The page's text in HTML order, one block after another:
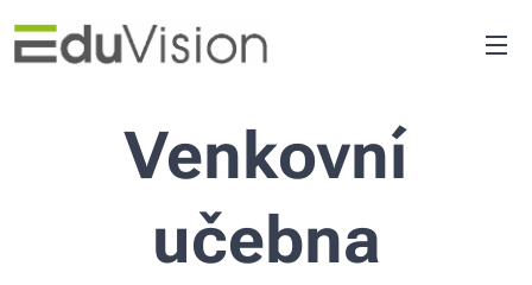
Venkovní
učebna